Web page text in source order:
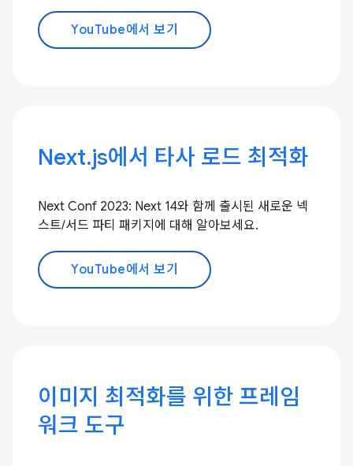
YouTube에서 보기
Next.js에서 타사 로드 최적화
Next Conf 2023: Next 14와 함께 출시된 새로운 넥
스트/서드 파티 패키지에 대해 알아보세요.
YouTube에서 보기
이미지 최적화를 위한 프레임
워크 도구